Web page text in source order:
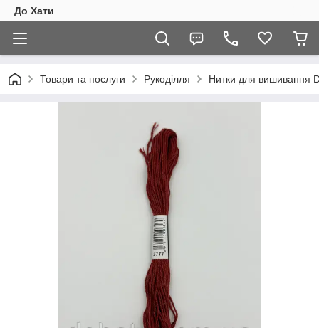
До Хати
Товари та послуги Рукоділля Нитки для вишивання